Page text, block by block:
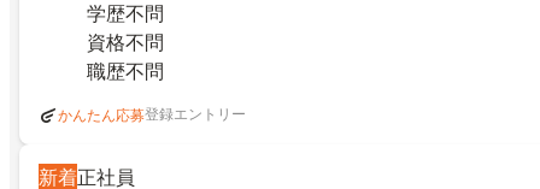
学歴不問
資格不問
職歴不問
かんたん応募登録エントリー
新着正社員